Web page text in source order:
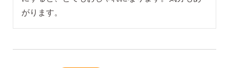
がります。